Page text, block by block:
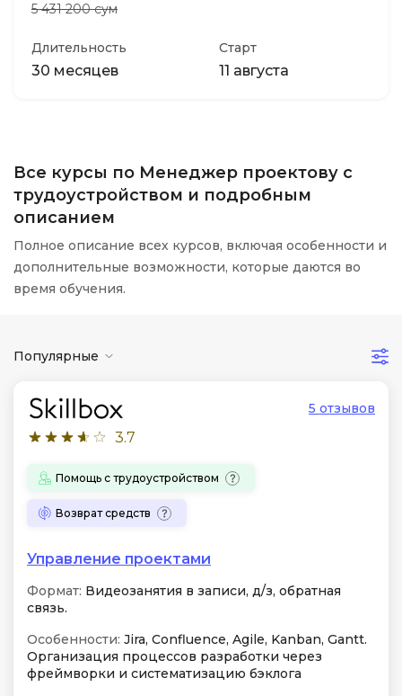
5 431 200 сум
Длительность
30 месяцев
Старт
11 августа
Все курсы по Менеджер проектову с
трудоустройством и подробным
описанием
Полное описание всех курсов, включая особенности и
дополнительные возможности, которые даются во
время обучения.
Популярные
3.7
5 отзывов
Помощь с трудоустройством
Возврат средств
Управление проектами
Формат: Видеозанятия в записи, д/з, обратная
связь.
Особенности: Jira, Confluence, Agile, Kanban, Gantt.
Организация процессов разработки через
фреймворки и систематизацию бэклога